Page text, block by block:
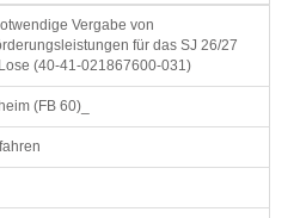
Vergabe von
für das SJ 26/27
(40-41-021867600-031)
(FB 60)_